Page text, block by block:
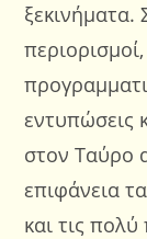
εντυπώσεις
στον Ταύρο
επιφάνεια
και τις